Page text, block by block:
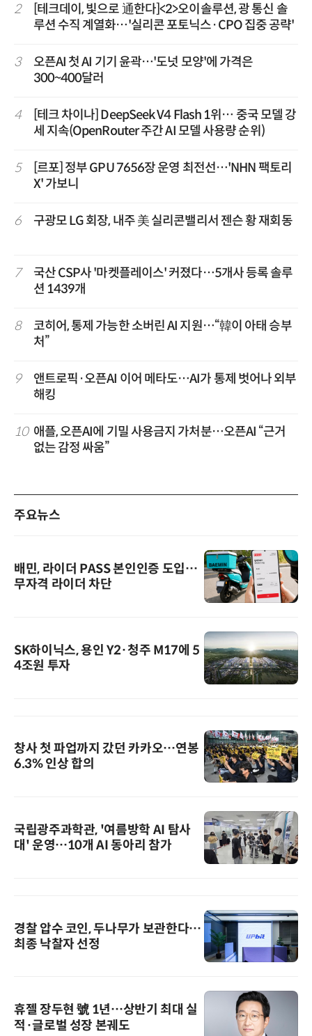
2
[테크데이, 빛으로 通한다]<2>오이솔루션, 광 통신 솔
루션 수직 계열화…'실리콘 포토닉스·CPO 집중 공략'
3
오픈AI 첫 AI 기기 윤곽…'도넛 모양'에 가격은
300~400달러
4
[테크 차이나] DeepSeek V4 Flash 1위… 중국 모델 강
세 지속(OpenRouter 주간 AI 모델 사용량 순위)
5
[르포] 정부 GPU 7656장 운영 최전선…'NHN 팩토리
X' 가보니
6 구광모 LG 회장, 내주 美 실리콘밸리서 젠슨 황 재회동
7
국산 CSP사 '마켓플레이스' 커졌다…5개사 등록 솔루
션 1439개
8
코히어, 통제 가능한 소버린 AI 지원…“韓이 아태 승부
처”
9
앤트로픽·오픈AI 이어 메타도…AI가 통제 벗어나 외부
해킹
10 애플, 오픈AI에 기밀 사용금지 가처분…오픈AI “근거
없는 감정 싸움”
주요뉴스
배민, 라이더 PASS 본인인증 도입…
무자격 라이더 차단
SK하이닉스, 용인 Y2·청주 M17에 5
4조원 투자
창사 첫 파업까지 갔던 카카오…연봉
6.3% 인상 합의
국립광주과학관, '여름방학 AI 탐사
대' 운영…10개 AI 동아리 참가
경찰 압수 코인, 두나무가 보관한다…
최종 낙찰자 선정
휴젤 장두현 號 1년…상반기 최대 실
적·글로벌 성장 본궤도